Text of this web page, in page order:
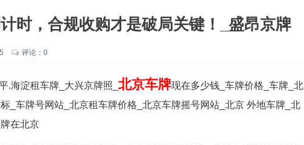
时，合规收购才是破局关键！_盛昂京牌
评论：0
海淀租车牌_大兴京牌照_ 北京车牌现在多少钱_车牌价格_车牌_北
_车牌号网站_北京租车牌价格_北京车牌摇号网站_北京 外地车牌_北
在北京